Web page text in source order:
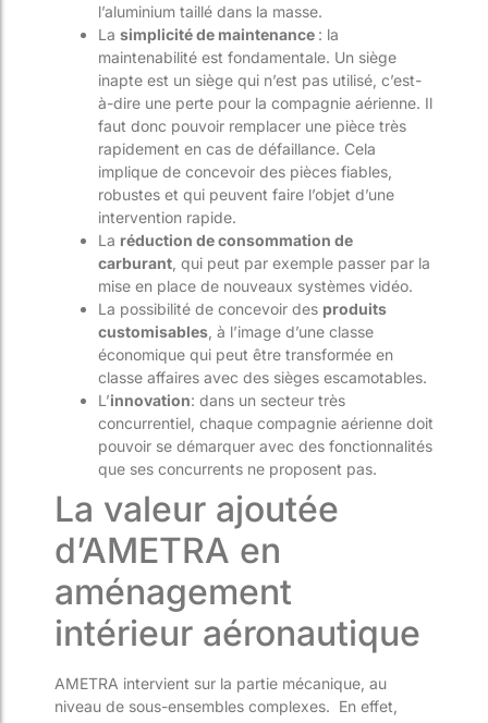
l’aluminium taillé dans la masse.
La simplicité de maintenance : la
maintenabilité est fondamentale. Un siège
inapte est un siège qui n’est pas utilisé, c’est-
à-dire une perte pour la compagnie aérienne. Il
faut donc pouvoir remplacer une pièce très
rapidement en cas de défaillance. Cela
implique de concevoir des pièces fiables,
robustes et qui peuvent faire l’objet d’une
intervention rapide.
La réduction de consommation de
carburant , qui peut par exemple passer par la
mise en place de nouveaux systèmes vidéo.
La possibilité de concevoir des produits
customisables , à l’image d’une classe
économique qui peut être transformée en
classe affaires avec des sièges escamotables.
L’innovation: dans un secteur très
concurrentiel, chaque compagnie aérienne doit
pouvoir se démarquer avec des fonctionnalités
que ses concurrents ne proposent pas.
La valeur ajoutée
d’AMETRA en
aménagement
intérieur aéronautique
AMETRA intervient sur la partie mécanique, au
niveau de sous-ensembles complexes. En effet,